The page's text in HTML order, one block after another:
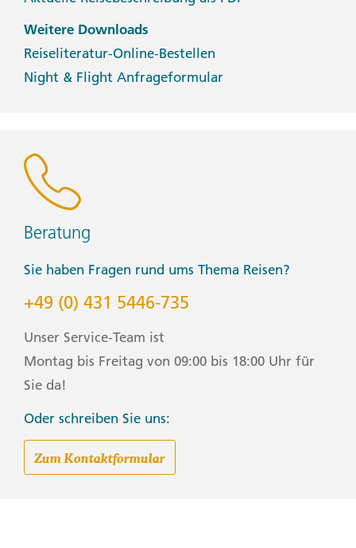
Weitere Downloads
Reiseliteratur-Online-Bestellen
Night & Flight Anfrageformular
Beratung
Sie haben Fragen rund ums Thema Reisen?
+49 (0) 431 5446-735
Unser Service-Team ist
Montag bis Freitag von 09:00 bis 18:00 Uhr für
Sie da!
Oder schreiben Sie uns:
Zum Kontaktformular